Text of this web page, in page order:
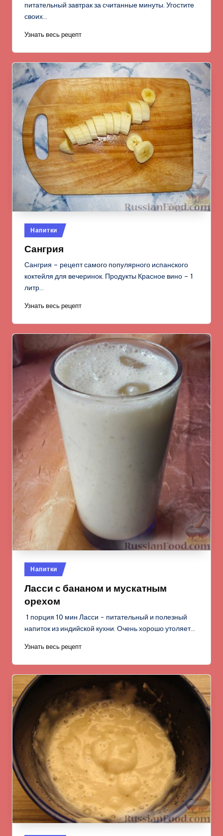
питательный завтрак за считанные минуты. Угостите
своих…
Узнать весь рецепт
Опубликовано
в
Напитки
Сангрия
Сангрия – рецепт самого популярного испанского
коктейля для вечеринок. Продукты Красное вино – 1
литр…
Узнать весь рецепт
Опубликовано
в
Напитки
Ласси с бананом и мускатным
орехом
1 порция 10 мин Ласси - питательный и полезный
напиток из индийской кухни. Очень хорошо утоляет…
Узнать весь рецепт